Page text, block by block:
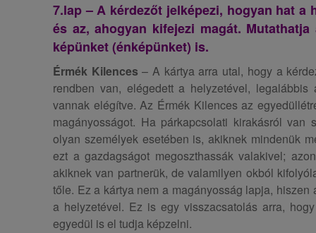
7.lap – A kérdezőt jelképezi, hogyan hat a
és az, ahogyan kifejezi magát.
képünket (énképünket) is.
Érmék Kilences – A kártya arra utal, hogy a
rendben van, elégedett a helyzetével,
vannak elégítve. Az Érmék Kilences az
magányosságot. Ha párkapcsolati kirakásról van
olyan személyek esetében is, akiknek mindenük
ezt a gazdagságot megoszthassák valakivel;
akiknek van partnerük, de valamilyen okból
tőle. Ez a kártya nem a magányosság lapja,
a helyzetével. Ez is egy visszacsatolás arra,
egyedül is el tudja képzelni.